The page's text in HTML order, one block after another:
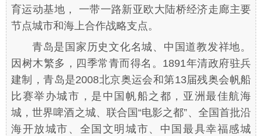
育运动基地， 一带一路新亚欧大陆桥经济走廊主要
节点城市和海上合作战略支点。
青岛是国家历史文化名城、中国道教发祥地。
因树木繁多，四季常青而得名。1891年清政府驻兵
建制，青岛是2008北京奥运会和第13届残奥会帆船
比赛举办城市，是中国帆船之都，亚洲最佳航海
城，世界啤酒之城、联合国“电影之都”、全国首批沿
海开放城市、全国文明城市、中国最具幸福感城